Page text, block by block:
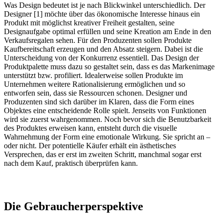
Was Design bedeutet ist je nach Blickwinkel unterschiedlich. Der
Designer [1] möchte über das ökonomische Interesse hinaus ein
Produkt mit möglichst kreativer Freiheit gestalten, seine
Designaufgabe optimal erfüllen und seine Kreation am Ende in den
Verkaufsregalen sehen. Für den Produzenten sollen Produkte
Kaufbereitschaft erzeugen und den Absatz steigern. Dabei ist die
Unterscheidung von der Konkurrenz essentiell. Das Design der
Produktpalette muss dazu so gestaltet sein, dass es das Markenimage
unterstützt bzw. profiliert. Idealerweise sollen Produkte im
Unternehmen weitere Rationalisierung ermöglichen und so
entworfen sein, dass sie Ressourcen schonen. Designer und
Produzenten sind sich darüber im Klaren, dass die Form eines
Objektes eine entscheidende Rolle spielt. Jenseits von Funktionen
wird sie zuerst wahrgenommen. Noch bevor sich die Benutzbarkeit
des Produktes erweisen kann, entsteht durch die visuelle
Wahrnehmung der Form eine emotionale Wirkung. Sie spricht an –
oder nicht. Der potentielle Käufer erhält ein ästhetisches
Versprechen, das er erst im zweiten Schritt, manchmal sogar erst
nach dem Kauf, praktisch überprüfen kann.
Die Gebraucherperspektive